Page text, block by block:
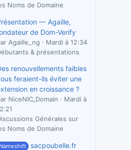
Noms de Domaine
— Agaille,
de Dom-Verify
Agaille_ng
Mardi à 12:34
& présentations
renouvellements faibles
feraient-ils éviter une
en croissance ?
NiceNIC_Domain
Mardi à
Générales sur
Noms de Domaine
Nameshift sacpoubelle.fr